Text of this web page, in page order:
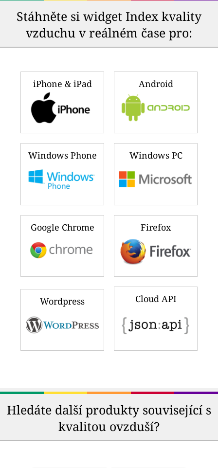
Stáhněte si widget Index kvality
vzduchu v reálném čase pro:
iPhone & iPad Android
Windows Phone Windows PC
Google Chrome Firefox
Wordpress Cloud API
Hledáte další produkty související s
kvalitou ovzduší?